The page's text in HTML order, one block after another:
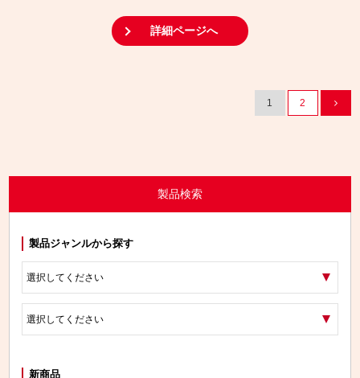
詳細ページへ
1 2
製品検索
製品ジャンルから探す
新商品